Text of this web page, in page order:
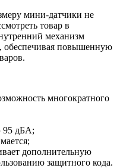
мини-датчики не
товар в
механизм
обеспечивая повышенную
многократного
95 дБА;
дополнительную
защитного кода.